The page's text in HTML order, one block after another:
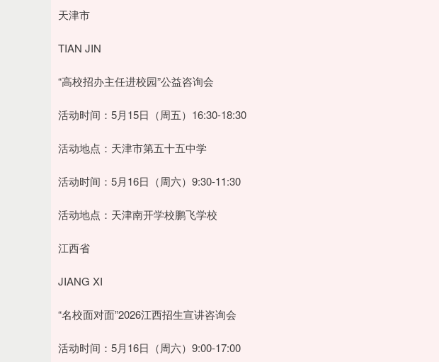
天津市
TIAN JIN
“高校招办主任进校园”公益咨询会
活动时间：5月15日（周五）16:30-18:30
活动地点：天津市第五十五中学
活动时间：5月16日（周六）9:30-11:30
活动地点：天津南开学校鹏飞学校
江西省
JIANG XI
“名校面对面”2026江西招生宣讲咨询会
活动时间：5月16日（周六）9:00-17:00